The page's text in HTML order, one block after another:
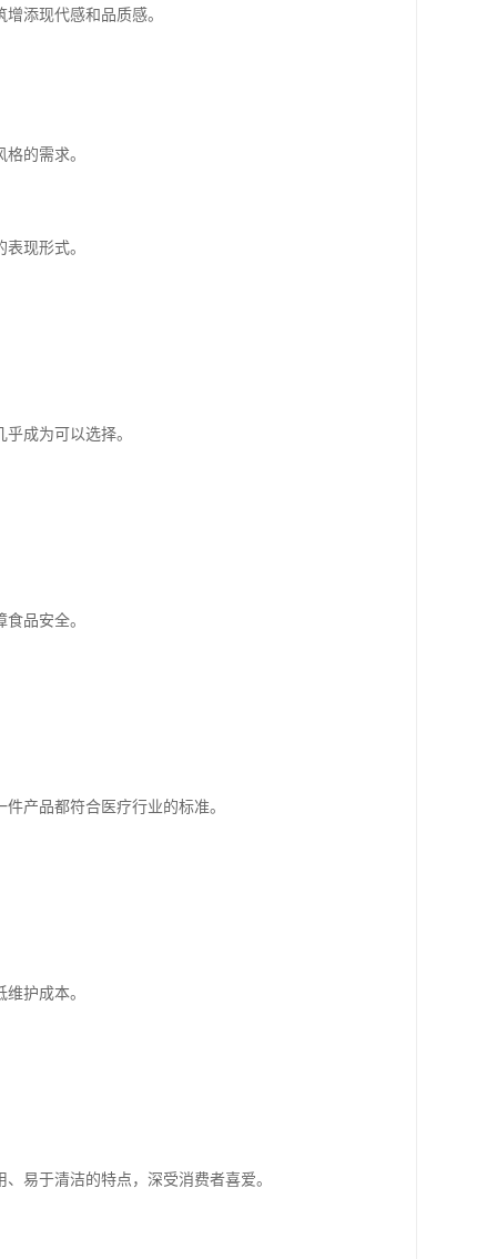
添现代感和品质感。
的需求。
现形式。
成为可以选择。
品安全。
产品都符合医疗行业的标准。
护成本。
易于清洁的特点，深受消费者喜爱。